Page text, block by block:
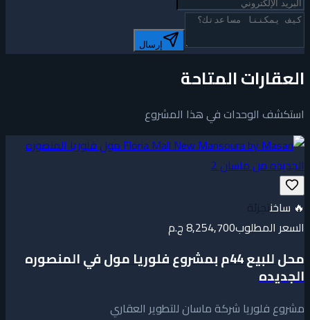
إرسال
العقارات المتاحة
استكشف الوحدات في هذا المشروع
🔥 ساخنتجزئة
السعر المطلوب8,254,700 ج.م
محل للبيع 44م بمشروع فلوريا مول في المنصوره
الجديده
مشروع فلوريا شركة ماسان للتطوير العقاري